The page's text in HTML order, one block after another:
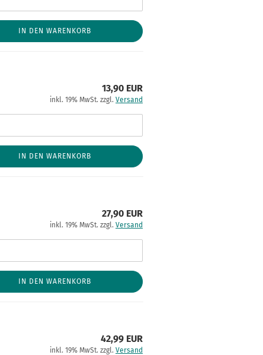
IN DEN WARENKORB
13,90 EUR
inkl. 19% MwSt. zzgl. Versand
IN DEN WARENKORB
27,90 EUR
inkl. 19% MwSt. zzgl. Versand
IN DEN WARENKORB
42,99 EUR
inkl. 19% MwSt. zzgl. Versand